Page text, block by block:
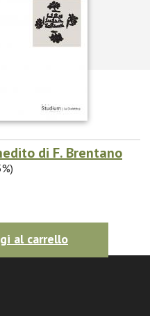
di F. Brentano
al carrello